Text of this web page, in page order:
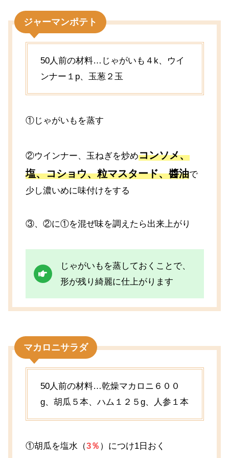
ジャーマンポテト
50人前の材料…じゃがいも４k、ウイ
ンナー１p、玉葱２玉
①じゃがいもを蒸す
②ウインナー、玉ねぎを炒めコンソメ、
塩、コショウ、粒マスタード、醬油で
少し濃いめに味付けをする
③、②に①を混ぜ味を調えたら出来上がり
じゃがいもを蒸しておくことで、
形が残り綺麗に仕上がります
マカロニサラダ
50人前の材料…乾燥マカロニ６００
g、胡瓜５本、ハム１２５g、人参１本
①胡瓜を塩水（3％ ）につけ1日おく